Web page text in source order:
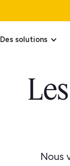
Des solutions
Nous